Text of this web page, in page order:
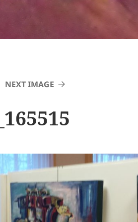
NEXT IMAGE